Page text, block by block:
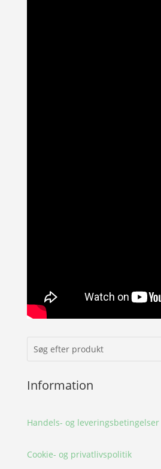
Information
Handels- og leveringsbetingelser
Cookie- og privatlivspolitik